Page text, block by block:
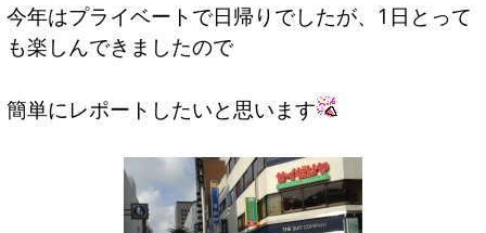
今年はプライベートで日帰りでしたが、1日とって
も楽しんできましたので
簡単にレポートしたいと思います